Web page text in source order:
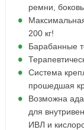
ремни,
200 кг!
Барабанные
Система
прошедшая
Возможна
для
ИВЛ и